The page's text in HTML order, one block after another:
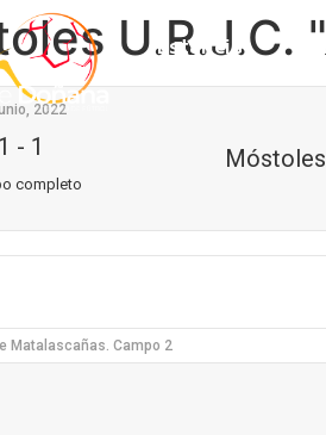
Estancia
U.R.J.C.
Móstoles
2022
1 - 1
completo
Matalascañas. Campo 2